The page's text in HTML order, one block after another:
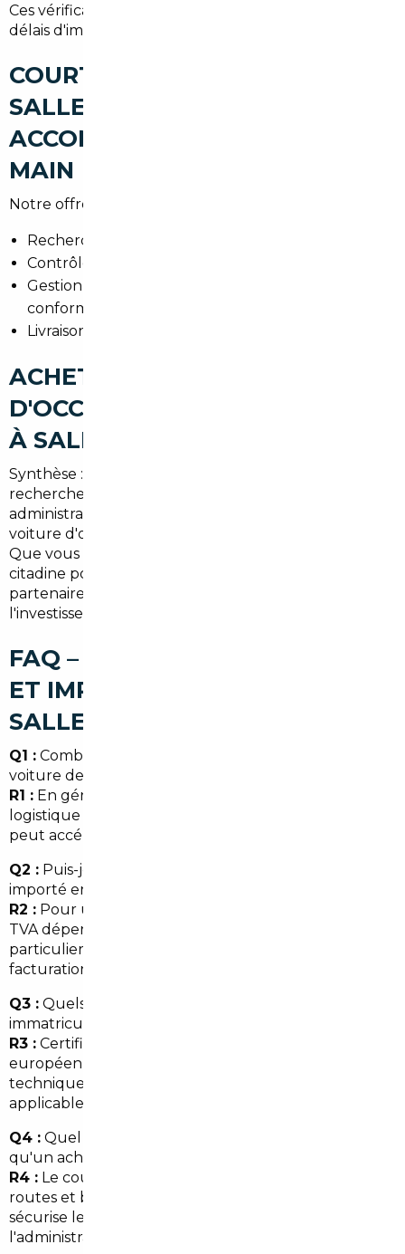
Ces vérifications évitent des coûts imprévus et des
délais d'immatriculation.
COURTIER AUTOMOBILE
SALLES : UN
ACCOMPAGNEMENT CLÉ EN
MAIN
Notre offre couvre :
Recherche personnalisée selon budget et usage.
Contrôles techniques et historiques en amont.
Gestion administrative : TVA, certificat de
conformité, carte grise.
Livraison à Salles ou point de retrait proche.
ACHETER UNE VOITURE
D'OCCASION AU MEILLEUR PRIX
À SALLES
Synthèse : combiner l'expertise d'un courtier, une
recherche européenne ciblée et une gestion
administrative rigoureuse permet d'acheter une
voiture d'occasion au meilleur prix à Salles (Gironde).
Que vous cherchiez un SUV pour la famille, une
citadine pour la ville ou une berline premium, le bon
partenaire réduit les risques et optimise
l'investissement.
FAQ – COURTIER AUTOMOBILE
ET IMPORT DE VOITURE À
SALLES
Q1 : Combien de temps faut-il pour importer une
voiture depuis l'Allemagne jusqu'à Salles ?
R1 : En général 2 à 6 semaines selon les inspections, la
logistique et les formalités douanières. Un courtier
peut accélérer les démarches.
Q2 : Puis-je récupérer la TVA sur un véhicule
importé en provenance de l'UE ?
R2 : Pour un véhicule d'occasion acheté dans l'UE, la
TVA dépend du statut du vendeur (professionnel ou
particulier). Le mandataire vous informe et gère la
facturation.
Q3 : Quels documents sont nécessaires pour
immatriculer le véhicule à Salles ?
R3 : Certificat de cession, certificat de conformité
européen, justificatif de domicile (Salles), contrôle
technique et preuve de paiement de la TVA si
applicable.
Q4 : Quel est l'intérêt d'un courtier local plutôt
qu'un achat direct en ligne ?
R4 : Le courtier local apporte une expertise des
routes et besoins régionaux (Nouvelle-Aquitaine),
sécurise les transactions et prend en charge
l'administratif, réduisant les risques pour l'acheteur.